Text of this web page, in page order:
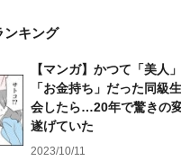
ンキング
【マンガ】かつて「美人
「お金持ち」だった同級
会したら…20年で驚きの
遂げていた
2023/10/11